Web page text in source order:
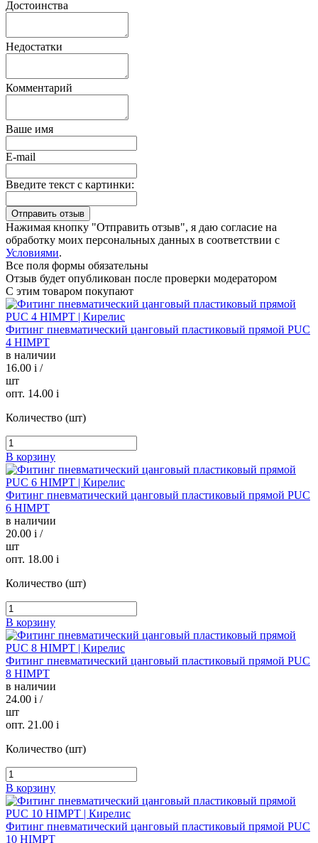
Достоинства
Недостатки
Комментарий
Ваше имя
E-mail
Введите текст с картинки:
Нажимая кнопку "Отправить отзыв", я даю согласие на
обработку моих персональных данных в соответствии с
Условиями.
Все поля формы обязательны
Отзыв будет опубликован после проверки модератором
С этим товаром покупают
Фитинг пневматический цанговый пластиковый прямой PUC
4 HIMPT
в наличии
16.00 i /
шт
опт. 14.00 i
Количество (шт)
В корзину
Фитинг пневматический цанговый пластиковый прямой PUC
6 HIMPT
в наличии
20.00 i /
шт
опт. 18.00 i
Количество (шт)
В корзину
Фитинг пневматический цанговый пластиковый прямой PUC
8 HIMPT
в наличии
24.00 i /
шт
опт. 21.00 i
Количество (шт)
В корзину
Фитинг пневматический цанговый пластиковый прямой PUC
10 HIMPT